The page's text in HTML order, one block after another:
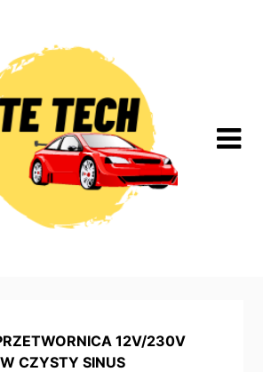
12V/230V
CZYSTY SINUS